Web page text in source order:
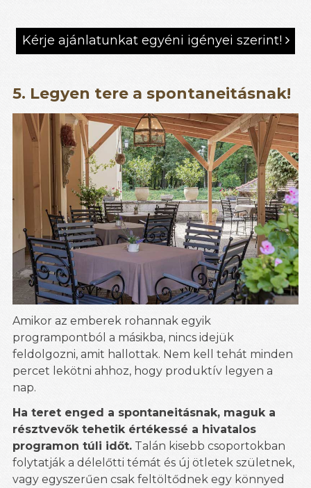
Kérje ajánlatunkat egyéni igényei szerint! 
5. Legyen tere a spontaneitásnak!
Amikor az emberek rohannak egyik
programpontból a másikba, nincs idejük
feldolgozni, amit hallottak. Nem kell tehát minden
percet lekötni ahhoz, hogy produktív legyen a
nap.
Ha teret enged a spontaneitásnak, maguk a
résztvevők tehetik értékessé a hivatalos
programon túli időt. Talán kisebb csoportokban
folytatják a délelőtti témát és új ötletek születnek,
vagy egyszerűen csak feltöltődnek egy könnyed